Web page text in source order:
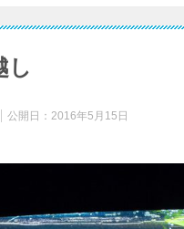
し
公開日： 2016年5月15日